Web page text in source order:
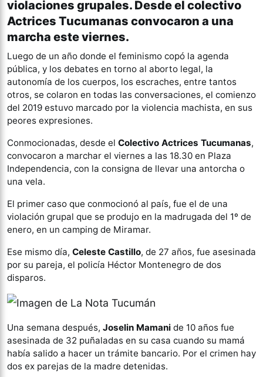
violaciones grupales. Desde el colectivo
Actrices Tucumanas convocaron a una
marcha este viernes.
Luego de un año donde el feminismo copó la agenda
pública, y los debates en torno al aborto legal, la
autonomía de los cuerpos, los escraches, entre tantos
otros, se colaron en todas las conversaciones, el comienzo
del 2019 estuvo marcado por la violencia machista, en sus
peores expresiones.
Conmocionadas, desde el Colectivo Actrices Tucumanas,
convocaron a marchar el viernes a las 18.30 en Plaza
Independencia, con la consigna de llevar una antorcha o
una vela.
El primer caso que conmocionó al país, fue el de una
violación grupal que se produjo en la madrugada del 1º de
enero, en un camping de Miramar.
Ese mismo día, Celeste Castillo, de 27 años, fue asesinada
por su pareja, el policía Héctor Montenegro de dos
disparos.
Una semana después, Joselin Mamani de 10 años fue
asesinada de 32 puñaladas en su casa cuando su mamá
había salido a hacer un trámite bancario. Por el crimen hay
dos ex parejas de la madre detenidas.